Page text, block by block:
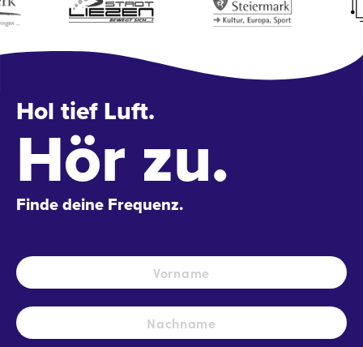
Hol tief Luft.
Hör zu.
Finde deine Frequenz.
Name *